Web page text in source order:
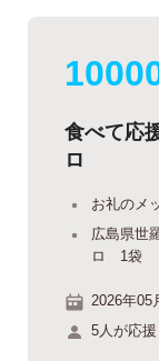
食べて応
ロ
お礼のメ
広島県世
ロ 1袋
2026年05
5人が応援